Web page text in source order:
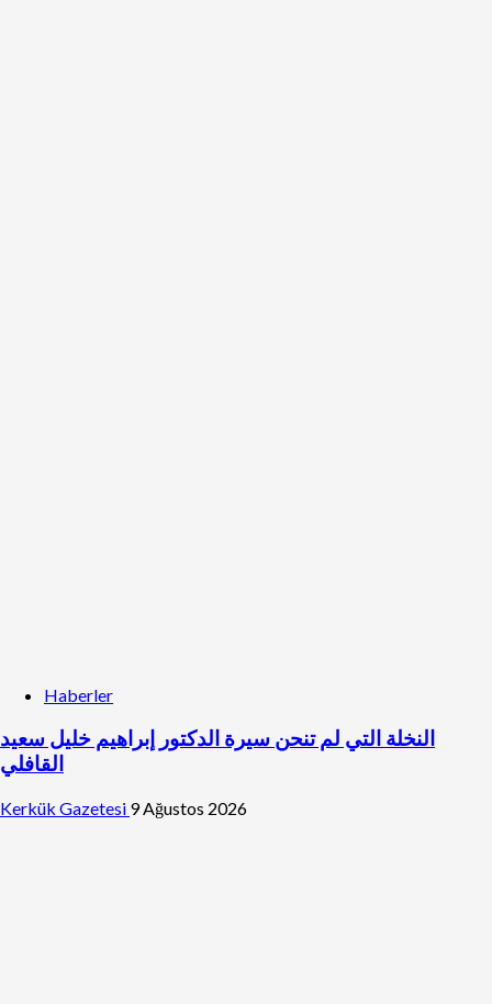
Haberler
النخلة التي لم تنحن سيرة الدكتور إبراهيم خليل سعيد
القافلي
Kerkük Gazetesi 9 Ağustos 2026